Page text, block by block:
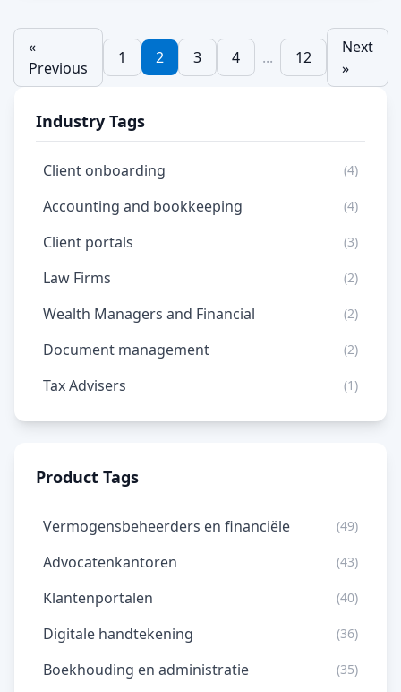
«
Previous
1 2 3 4 ... 12
Next
»
Industry Tags
Client onboarding (4)
Accounting and bookkeeping (4)
Client portals (3)
Law Firms (2)
Wealth Managers and Financial (2)
Document management (2)
Tax Advisers (1)
Product Tags
Vermogensbeheerders en financiële (49)
Advocatenkantoren (43)
Klantenportalen (40)
Digitale handtekening (36)
Boekhouding en administratie (35)